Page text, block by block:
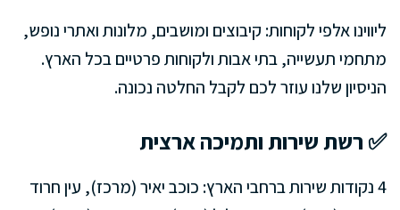
ליווינו אלפי לקוחות: קיבוצים ומושבים, מלונות ואתרי נופש,
מתחמי תעשייה, בתי אבות ולקוחות פרטיים בכל הארץ.
הניסיון שלנו עוזר לכם לקבל החלטה נכונה.
✅ רשת שירות ותמיכה ארצית
4 נקודות שירות ברחבי הארץ: כוכב יאיר (מרכז), עין חרוד